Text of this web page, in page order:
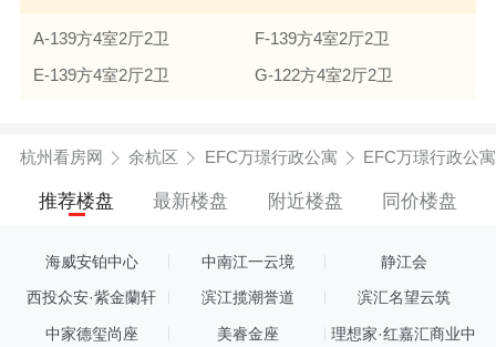
A-139方4室2厅2卫
F-139方4室2厅2卫
E-139方4室2厅2卫
G-122方4室2厅2卫
杭州看房网 余杭区 EFC万璟行政公寓 EFC万璟行政公
推荐楼盘 最新楼盘 附近楼盘 同价楼盘
海威安铂中心 中南江一云境 静江会
西投众安·紫金蘭轩 滨江揽潮誉道 滨汇名望云筑
中家德玺尚座 美睿金座
理想家·红嘉汇商业中